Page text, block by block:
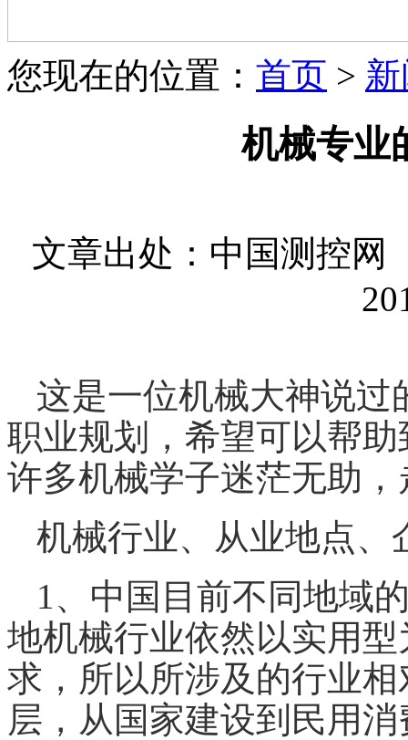
您现在的位置： 首页 >
机械专业
文章出处：中国测控网
这是一位机械大神说过
职业规划，希望可以帮
许多机械学子迷茫无助
机械行业、从业地点、
1、中国目前不同地域
地机械行业依然以实用
求，所以所涉及的行业
层，从国家建设到民用